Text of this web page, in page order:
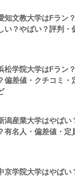
知文教大学はFラン
い？やばい？評判・
松学院大学はFラン
偏差値・クチコミ・
潟産業大学はやばい
有名人・偏差値・定
京学院大学はやばい